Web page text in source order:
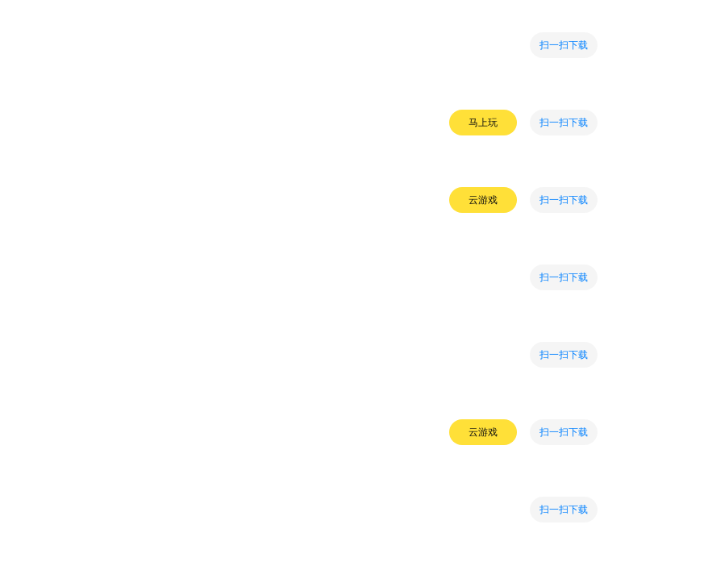
扫一扫下载
马上玩 扫一扫下载
云游戏 扫一扫下载
扫一扫下载
扫一扫下载
云游戏 扫一扫下载
扫一扫下载